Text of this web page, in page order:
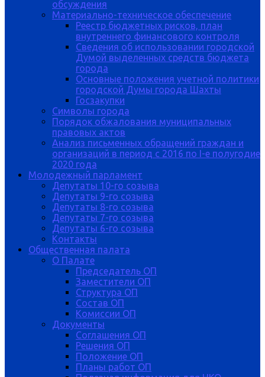
обсуждения
Материально-техническое обеспечение
Реестр бюджетных рисков, план
внутреннего финансового контроля
Сведения об использовании городской
Думой выделенных средств бюджета
города
Основные положения учетной политики
городской Думы города Шахты
Госзакупки
Символы города
Порядок обжалования муниципальных
правовых актов
Анализ письменных обращений граждан и
организаций в период с 2016 по I-е полугодие
2020 года
Молодежный парламент
Депутаты 10-го созыва
Депутаты 9-го созыва
Депутаты 8-го созыва
Депутаты 7-го созыва
Депутаты 6-го созыва
Контакты
Общественная палата
О Палате
Председатель ОП
Заместители ОП
Структура ОП
Состав ОП
Комиссии ОП
Документы
Соглашения ОП
Решения ОП
Положение ОП
Планы работ ОП